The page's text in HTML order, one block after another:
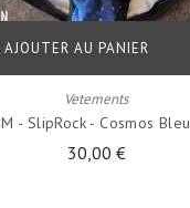
Vetements
M - SlipRock - Cosmos Bleu
30,00 €
AJOUTER AU PANIER